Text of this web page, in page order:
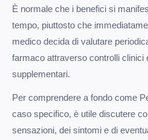
È normale che i benefici si
tempo, piuttosto che
medico decida di valutare
farmaco attraverso controlli clinici
supplementari.
Per comprendere a fondo come
caso specifico, è utile discutere
sensazioni, dei sintomi e di